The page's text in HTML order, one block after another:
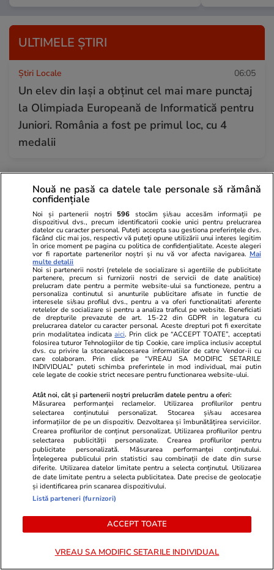
ULTIMELE ȘTIRI
Știri Locale 06:05
Un elev din Iași a obținut cel mai mare punctaj
la Olimpiada Europeană de Informatică pentru
Juniori. România a fost pe primul loc, cu 4
medalii
5 știri – Filme și seriale: Unde puteţi vedea
„Diavolul se îmbracă de la Prada 2” | Când
apare „Omul-Păianjen: O nouă zi” la cinema
Infrastructura 30 iul.
Avertisment de la Ministerul Transporturilor:
Oprirea investițiilor riscă să transforme
șantierele de azi într-un nou caz Bechtel
Știri Locale 30 iul.
Un nou mesaj RO-Alert, emis pentru județul
Tulcea: mai multe ținte au intrat în spațiul
aerian al României și au explodat apoi în
Ucraina
Citește mai multe
A murit Spiridon Mutu, tatăl fostului fotbalist
Nouă ne pasă ca datele tale personale să rămână
confidențiale
Noi și partenerii noștri 596 stocăm și/sau accesăm informații pe
dispozitivul dvs., precum identificatorii cookie unici pentru prelucrarea
datelor cu caracter personal. Puteți accepta sau gestiona preferințele dvs.
făcând clic mai jos, respectiv vă puteți opune utilizării unui interes legitim
în orice moment pe pagina cu politica de confidențialitate. Aceste alegeri
vor fi raportate partenerilor noștri și nu vă vor afecta navigarea. Mai
multe detalii
Noi si partenerii nostri (retelele de socializare si agentiile de publicitate
partenere, precum si furnizorii nostri de servicii de date analitice)
prelucram date pentru a permite website-ului sa functioneze, pentru a
personaliza continutul si anunturile publicitare afisate in functie de
interesele si/sau profilul dvs., pentru a va oferi functionalitati aferente
retelelor de socializare si pentru a analiza traficul pe website. Beneficiati
de drepturile prevazute de art. 15-22 din GDPR in legatura cu
prelucrarea datelor cu caracter personal. Aceste drepturi pot fi exercitate
prin modalitatea indicataaici. Prin click pe “ACCEPT TOATE”, acceptati
folosirea tuturor Tehnologiilor de tip Cookie, care implica inclusiv acceptul
dvs. cu privire la stocarea/accesarea informatiilor de catre Vendor-ii cu
care colaboram. Prin click pe “VREAU SA MODIFIC SETARILE
INDIVIDUAL” puteti schimba preferintele in mod individual, mai putin
cele legate de cookie strict necesare pentru functionarea website-ului.
Atât noi, cât și partenerii noștri prelucrăm datele pentru a oferi:
Măsurarea performanței reclamelor. Utilizarea profilurilor pentru
selectarea conținutului personalizat. Stocarea și/sau accesarea
informațiilor de pe un dispozitiv. Dezvoltarea și îmbunătățirea serviciilor.
Crearea profilurilor de conținut personalizat. Utilizarea profilurilor pentru
selectarea publicității personalizate. Crearea profilurilor pentru
publicitate personalizată. Măsurarea performanței conținutului.
Înțelegerea publicului prin statistici sau combinații de date din surse
diferite. Utilizarea datelor limitate pentru a selecta conținutul. Utilizarea
de date limitate pentru a selecta publicitatea. Date precise de geolocație
și identificarea prin scanarea dispozitivului.
Listă parteneri (furnizori)
ACCEPT TOATE
VREAU SA MODIFIC SETARILE INDIVIDUAL